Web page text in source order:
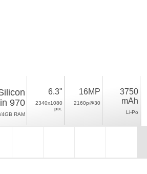
970
4GB RAM
6.3"
2340x1080
pix.
16MP
2160p@30
3750
mAh
Li-Po